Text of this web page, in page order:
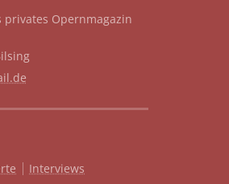
privates Opernmagazin
Interviews